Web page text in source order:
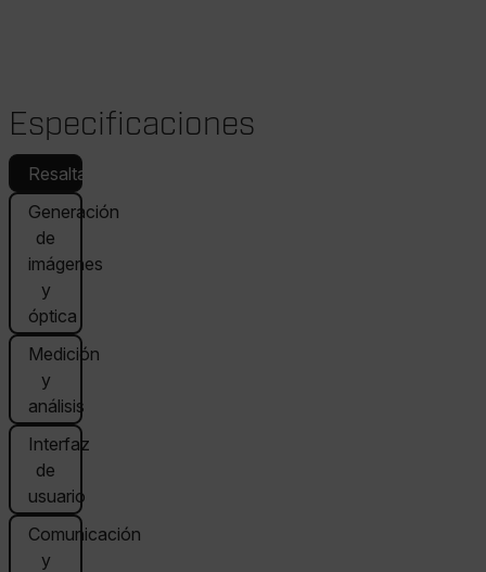
Especificaciones
Resaltado
Generación
de
imágenes
y
óptica
Medición
y
análisis
Interfaz
de
usuario
Comunicación
y